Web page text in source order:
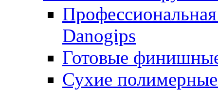
Danogips
Готовые
Сухие